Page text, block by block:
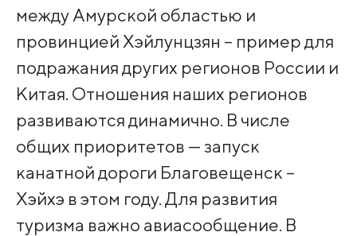
между Амурской областью и
провинцией Хэйлунцзян – пример для
подражания других регионов России и
Китая. Отношения наших регионов
развиваются динамично. В числе
общих приоритетов — запуск
канатной дороги Благовещенск –
Хэйхэ в этом году. Для развития
туризма важно авиасообщение. В